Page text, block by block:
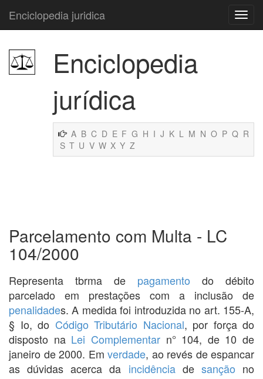
Enciclopedia juridica
Enciclopedia
jurídica
A B C D E F G H I J K L M N O P Q R
S T U V W X Y Z
Parcelamento com Multa - LC
104/2000
Representa tbrma de pagamento do débito
parcelado em prestações com a inclusão de
penalidades. A medida foi introduzida no art. 155-A,
§ Io, do Código Tributário Nacional, por força do
disposto na Lei Complementarn° 104, de 10 de
janeiro de 2000. Em verdade, ao revés de espancar
as dúvidas acerca da incidênciade sanção no